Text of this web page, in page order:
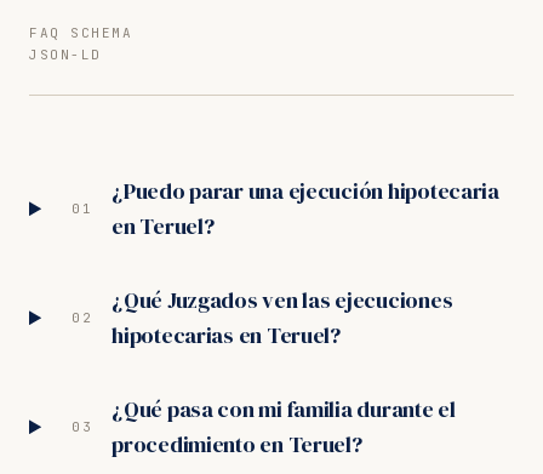
FAQ SCHEMA
JSON-LD
01
¿Puedo parar una ejecución hipotecaria
en Teruel?
02
¿Qué Juzgados ven las ejecuciones
hipotecarias en Teruel?
03
¿Qué pasa con mi familia durante el
procedimiento en Teruel?